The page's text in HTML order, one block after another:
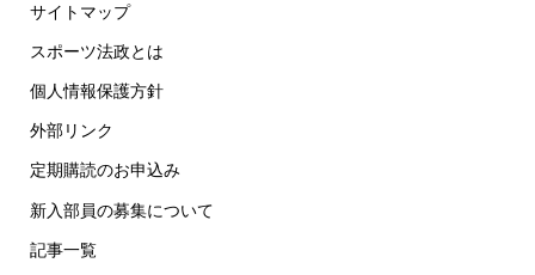
サイトマップ
スポーツ法政とは
個人情報保護方針
外部リンク
定期購読のお申込み
新入部員の募集について
記事一覧